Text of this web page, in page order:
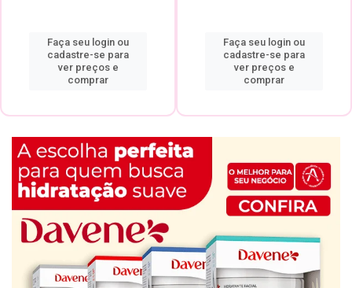
Faça seu login ou
cadastre-se para
ver preços e
comprar
Faça seu login ou
cadastre-se para
ver preços e
comprar